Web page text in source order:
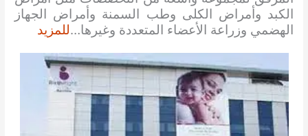
الكبد وأمراض الكلى وطب السمنة وأمراض الجهاز
الهضمي وزراعة الأعضاء المتعددة وغيرها…للمزيد